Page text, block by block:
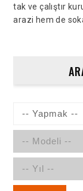
tak ve çalıştır
arazi hem de